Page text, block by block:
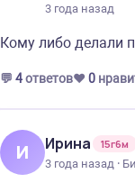
3 года назад
Кому либо делали
💬 4ответов❤️ 0
И Ирина 15г6м
3 года назад ·